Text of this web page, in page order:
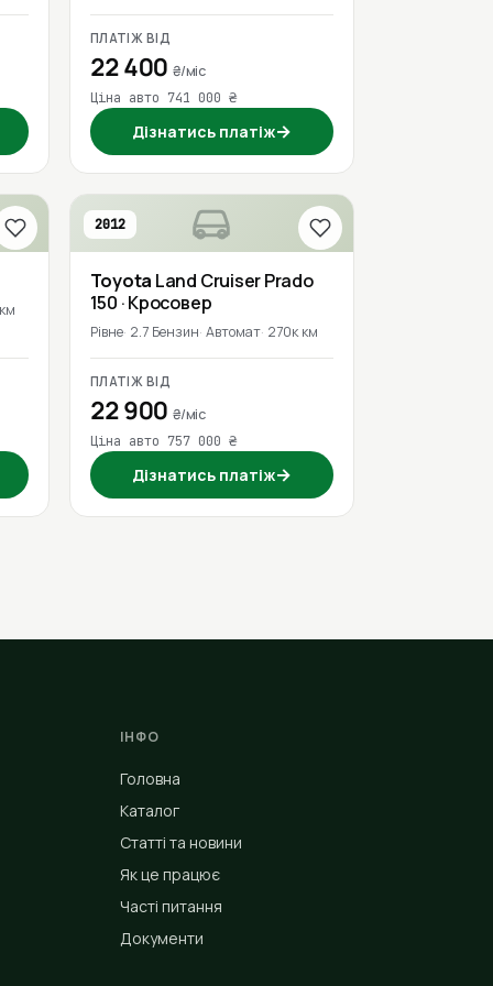
ПЛАТІЖ ВІД
22 400 ₴/міс
Ціна авто 741 000 ₴
Дізнатись платіж→
2012
Toyota Land Cruiser Prado
150 · Кросовер
Рівне 2.7 Бензин Автомат 270к км
ПЛАТІЖ ВІД
22 900 ₴/міс
Ціна авто 757 000 ₴
Дізнатись платіж→
ІНФО
Головна
Каталог
Статті та новини
Як це працює
Часті питання
Документи